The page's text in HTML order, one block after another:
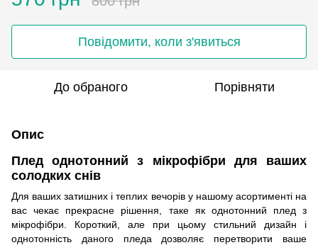
Повідомити, коли з'явиться
До обраного Порівняти
Опис
Плед однотонний з мікрофібри для ваших
солодких снів
Для ваших затишних і теплих вечорів у нашому асортименті на
вас чекає прекрасне рішення, таке як однотонний плед з
мікрофібри. Короткий, але при цьому стильний дизайн і
однотонність даного пледа дозволяє перетворити ваше